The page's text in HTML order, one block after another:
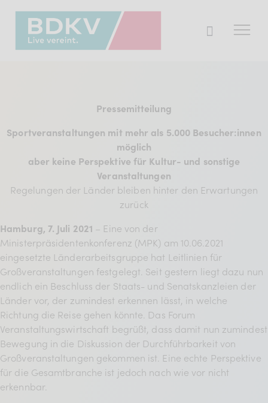
Pressemitteilung
Sportveranstaltungen mit mehr als 5.000 Besucher:innen
möglich
aber keine Perspektive für Kultur- und sonstige
Veranstaltungen
Regelungen der Länder bleiben hinter den Erwartungen
zurück
Hamburg, 7. Juli 2021 – Eine von der
Ministerpräsidentenkonferenz (MPK) am 10.06.2021
eingesetzte Länderarbeitsgruppe hat Leitlinien für
Großveranstaltungen festgelegt. Seit gestern liegt dazu nun
endlich ein Beschluss der Staats- und Senatskanzleien der
Länder vor, der zumindest erkennen lässt, in welche
Richtung die Reise gehen könnte. Das Forum
Veranstaltungswirtschaft begrüßt, dass damit nun zumindest
Bewegung in die Diskussion der Durchführbarkeit von
Großveranstaltungen gekommen ist. Eine echte Perspektive
für die Gesamtbranche ist jedoch nach wie vor nicht
erkennbar.
Themen & Markt
Presse
Services
Mitglied werden
Mitgliederbereich
Verband
BDKV Academy
Juristische Beratung und
Services
Geldwerte Vorteile und
Rabatte
BDKV Female Voice